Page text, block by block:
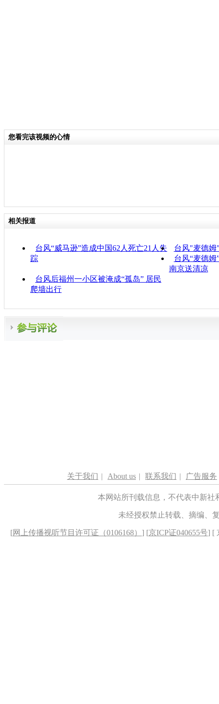
您看完该视频的心情
相关报道
台风“威马逊”造成中国62人死亡21人失
踪
台风"麦德姆
台风“麦德
南京送清凉
台风后福州一小区被淹成“孤岛” 居民
爬墙出行
关于我们 | About us | 联系我们 | 广告服务
本网站所刊载信息，不代表中新
未经授权禁止转载、摘编、
[网上传播视听节目许可证（0106168） ] [京ICP证040655号] [